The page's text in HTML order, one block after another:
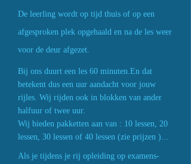
De leerling wordt op tijd thuis of op een
afgesproken plek opgehaald en na de les weer
voor de deur afgezet.
Bij ons duurt een les 60 minuten.En dat
betekent dus een uur aandacht voor jouw
rijles. Wij rijden ook in blokken van ander
halfuur of twee uur.
Wij bieden pakketten aan van : 10 lessen, 20
lessen, 30 lessen of 40 lessen (zie prijzen )...
Als je tijdens je rij opleiding op examens-